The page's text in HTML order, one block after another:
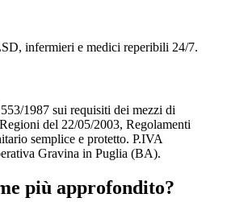
infermieri e medici reperibili 24/7.
1987 sui requisiti dei mezzi di
del 22/05/2003, Regolamenti
semplice e protetto. P.IVA
Gravina in Puglia (BA).
più approfondito?